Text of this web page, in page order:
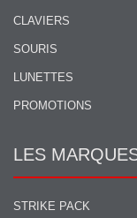
CLAVIERS
SOURIS
LUNETTES
PROMOTIONS
LES
STRIKE PACK